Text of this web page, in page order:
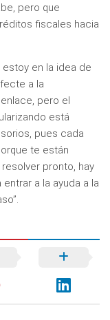
pero que
fiscales hacia
estoy en la idea de
a la
pero el
está
pues cada
te están
pronto, hay
a la ayuda a la